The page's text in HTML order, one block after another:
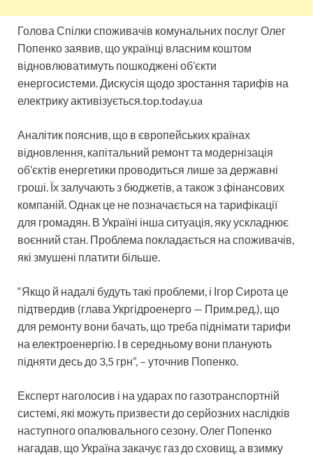
Голова Спілки споживачів комунальних послуг Олег
Попенко заявив, що українці власним коштом
відновлюватимуть пошкоджені об’єкти
енергосистеми. Дискусія щодо зростання тарифів на
електрику активізується.top.today.ua
Аналітик пояснив, що в європейських країнах
відновлення, капітальний ремонт та модернізація
об’єктів енергетики проводиться лише за державні
гроші. Їх залучають з бюджетів, а також з фінансових
компаній. Однак це не позначається на тарифікації
для громадян. В Україні інша ситуація, яку ускладнює
воєнний стан. Проблема покладається на споживачів,
які змушені платити більше.
“Якщо й надалі будуть такі проблеми, і Ігор Сирота це
підтвердив (глава Укргідроенерго — Прим.ред.), що
для ремонту вони бачать, що треба піднімати тарифи
на електроенергію. І в середньому вони планують
підняти десь до 3,5 грн”, – уточнив Попенко.
Експерт наголосив і на ударах по газотранспортній
системі, які можуть призвести до серйозних наслідків
наступного опалювального сезону. Олег Попенко
нагадав, що Україна закачує газ до сховищ, а взимку